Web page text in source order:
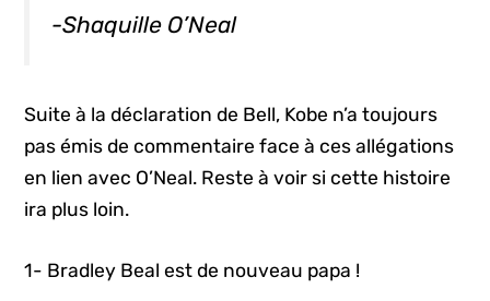
-Shaquille O’Neal
Suite à la déclaration de Bell, Kobe n’a toujours
pas émis de commentaire face à ces allégations
en lien avec O’Neal. Reste à voir si cette histoire
ira plus loin.
1- Bradley Beal est de nouveau papa !